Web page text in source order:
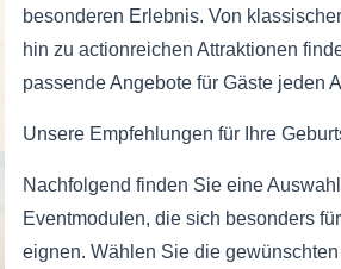
besonderen Erlebnis. Von
hin zu actionreichen Attraktionen
passende Angebote für Gäste jeden
Unsere Empfehlungen für Ihre
Nachfolgend finden Sie eine
Eventmodulen, die sich besonders
eignen. Wählen Sie die